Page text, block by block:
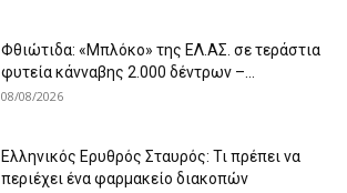
Φθιώτιδα: «Μπλόκο» της ΕΛ.ΑΣ. σε τεράστια
φυτεία κάνναβης 2.000 δέντρων –...
08/08/2026
Ελληνικός Ερυθρός Σταυρός: Τι πρέπει να
περιέχει ένα φαρμακείο διακοπών